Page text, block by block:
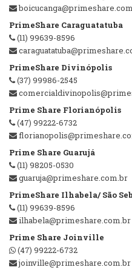
PrimeShare Caraguatatuba
(11) 99639-8596
PrimeShare Divinópolis
(37) 99986-2545
Prime Share Florianópolis
(47) 99222-6732
Prime Share Guarujá
(11) 98205-0530
guaruja@primeshare.com.br
PrimeShare Ilhabela/ São
(11) 99639-8596
ilhabela@primeshare.com.br
Prime Share Joinville
(47) 99222-6732
joinville@primeshare.com.br